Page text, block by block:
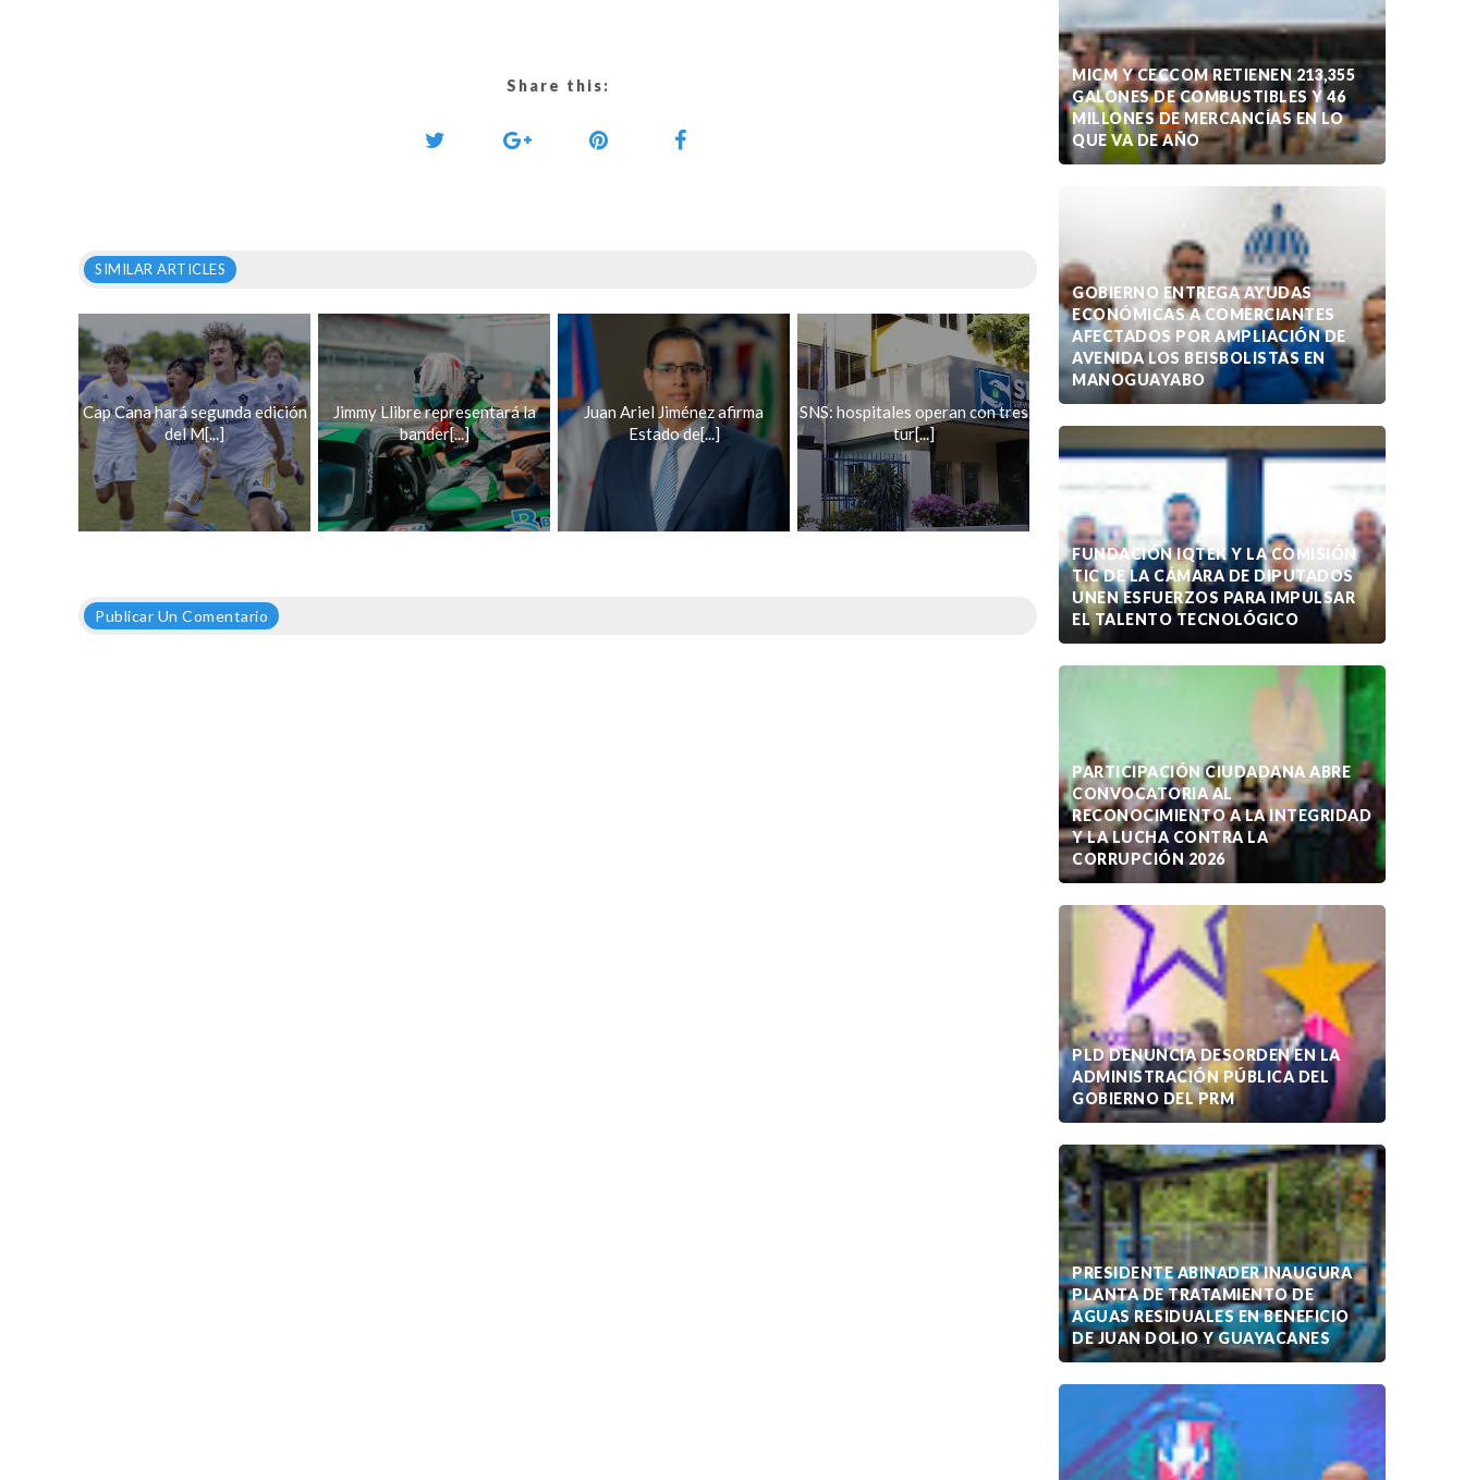
Share this:
SIMILAR ARTICLES
Cap Cana hará segunda edición
del M[...]
Jimmy Llibre representará la
bander[...]
Juan Ariel Jiménez afirma
Estado de[...]
SNS: hospitales operan con tres
tur[...]
Publicar Un Comentario
MICM Y CECCOM RETIENEN 213,355
GALONES DE COMBUSTIBLES Y 46
MILLONES DE MERCANCÍAS EN LO
QUE VA DE AÑO
GOBIERNO ENTREGA AYUDAS
ECONÓMICAS A COMERCIANTES
AFECTADOS POR AMPLIACIÓN DE
AVENIDA LOS BEISBOLISTAS EN
MANOGUAYABO
FUNDACIÓN IQTEK Y LA COMISIÓN
TIC DE LA CÁMARA DE DIPUTADOS
UNEN ESFUERZOS PARA IMPULSAR
EL TALENTO TECNOLÓGICO
PARTICIPACIÓN CIUDADANA ABRE
CONVOCATORIA AL
RECONOCIMIENTO A LA INTEGRIDAD
Y LA LUCHA CONTRA LA
CORRUPCIÓN 2026
PLD DENUNCIA DESORDEN EN LA
ADMINISTRACIÓN PÚBLICA DEL
GOBIERNO DEL PRM
PRESIDENTE ABINADER INAUGURA
PLANTA DE TRATAMIENTO DE
AGUAS RESIDUALES EN BENEFICIO
DE JUAN DOLIO Y GUAYACANES